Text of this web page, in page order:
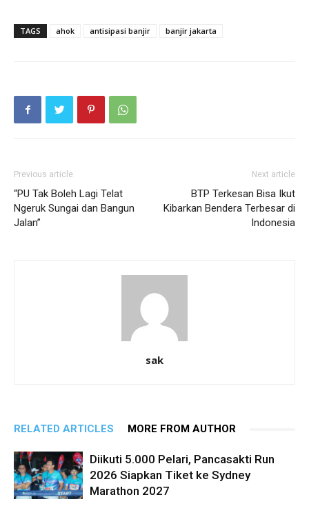
TAGS ahok antisipasi banjir banjir jakarta
Previous article
“PU Tak Boleh Lagi Telat
Ngeruk Sungai dan Bangun
Jalan”
Next article
BTP Terkesan Bisa Ikut
Kibarkan Bendera Terbesar di
Indonesia
sak
RELATED ARTICLES MORE FROM AUTHOR
Diikuti 5.000 Pelari, Pancasakti Run
2026 Siapkan Tiket ke Sydney
Marathon 2027